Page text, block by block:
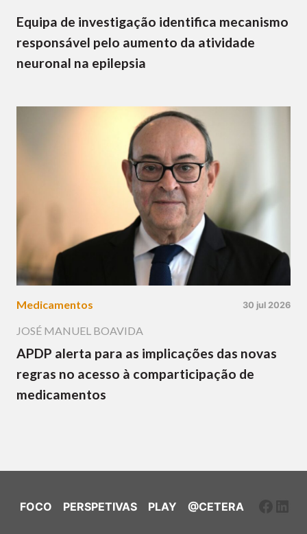
Equipa de investigação identifica mecanismo
responsável pelo aumento da atividade
neuronal na epilepsia
Medicamentos 30 jul 2026
JOSÉ MANUEL BOAVIDA
APDP alerta para as implicações das novas
regras no acesso à comparticipação de
medicamentos
FOCO PERSPETIVAS PLAY @CETERA